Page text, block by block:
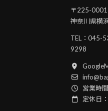
〒225-0001
神奈川県横
TEL： 045-
9298
営業時
定休日